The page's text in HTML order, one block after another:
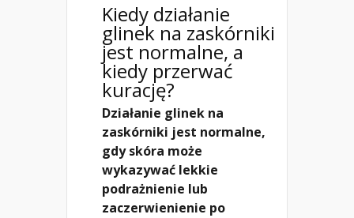
Kiedy działanie
glinek na zaskórniki
jest normalne, a
kiedy przerwać
kurację?
Działanie glinek na
zaskórniki jest normalne,
gdy skóra może
wykazywać lekkie
podrażnienie lub
zaczerwienienie po